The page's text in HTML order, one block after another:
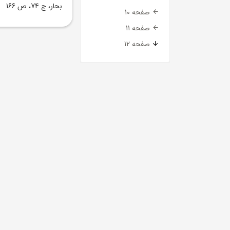
صفحه 10
صفحه 11
صفحه 12
بحار، ج 74، ص 166